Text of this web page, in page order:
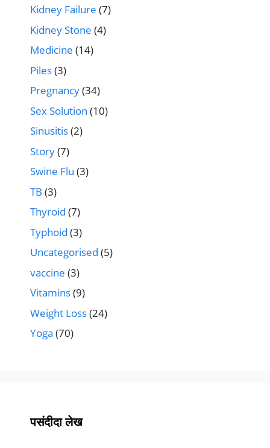
Kidney Failure (7)
Kidney Stone (4)
Medicine (14)
Piles(3)
Pregnancy(34)
Sex Solution (10)
Sinusitis(2)
Story(7)
Swine Flu (3)
TB (3)
Thyroid (7)
Typhoid (3)
Uncategorised (5)
vaccine (3)
Vitamins(9)
Weight Loss(24)
Yoga (70)
पसंदीदा लेख